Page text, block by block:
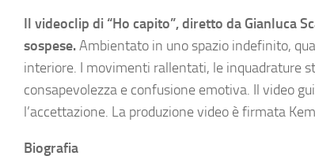
Il videoclip di “Ho capito”, diretto da Gianluca
sospese.Ambientato in uno spazio indefinito,
interiore. I movimenti rallentati, le inquadrature
consapevolezza e confusione emotiva. Il video
l’accettazione. La produzione video è firmata
Biografia